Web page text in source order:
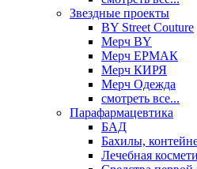
Звездные проекты
BY Street Couture
Мерч BY
Мерч ЕРМАК
Мерч КИРЯ
Мерч Одежда
смотреть все...
Парафармацевтика
БАД
Бахилы,
Лечебная